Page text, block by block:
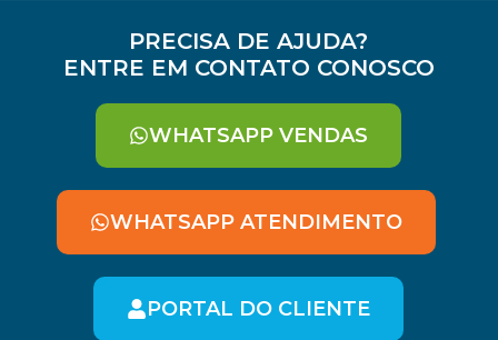
PRECISA DE AJUDA?
ENTRE EM CONTATO CONOSCO
WHATSAPP VENDAS
WHATSAPP ATENDIMENTO
PORTAL DO CLIENTE